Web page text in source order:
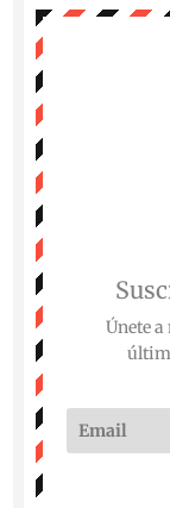
Únete